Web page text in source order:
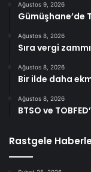
Ağustos 9, 2026
Gümüşhane’de
Ağustos 8, 2026
Sıra vergi
Ağustos 8, 2026
Bir ilde daha
Ağustos 8, 2026
BTSO ve
Rastgele